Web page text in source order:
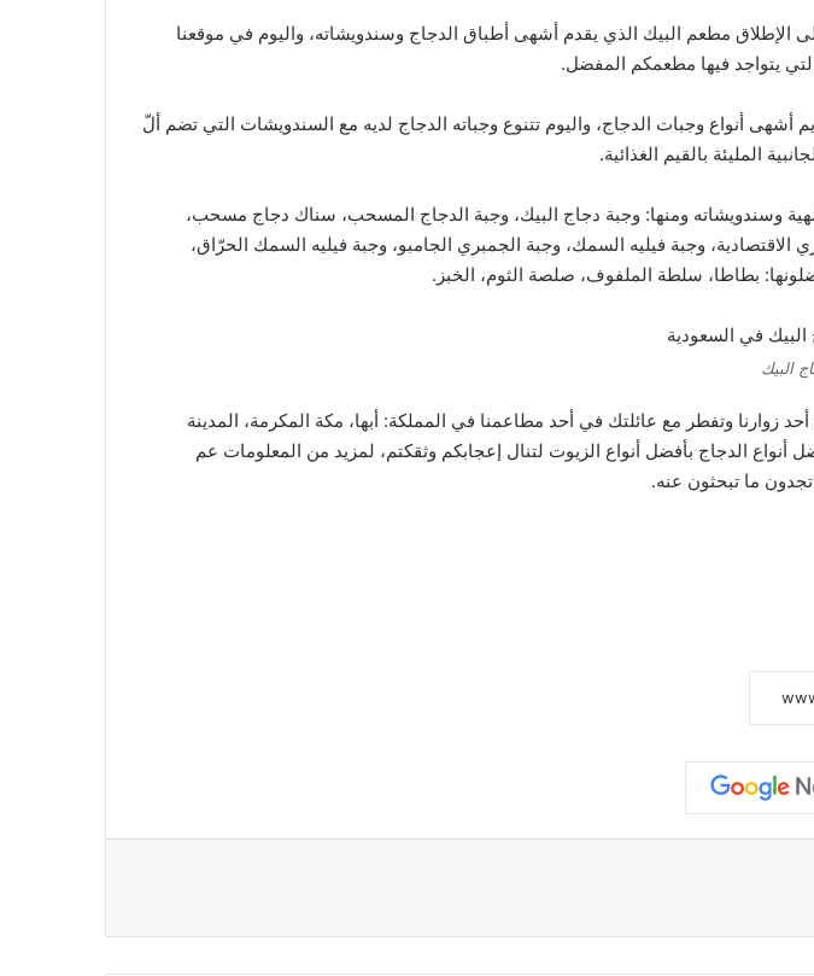
مطعم البيك الذي يقدم أشهى أطباق الدجاج وسندويشاته، واليوم في موقعنا
يتواجد فيها مطعمكم المفضل.
أشهى أنواع وجبات الدجاج، واليوم تتنوع وجباته الدجاج لديه مع السندويشات التي تضم ألّ
المليئة بالقيم الغذائية.
وسندويشاته ومنها: وجبة دجاج البيك، وجبة الدجاج المسحب، سناك دجاج مسحب،
وجبة فيليه السمك، وجبة الجمبري الجامبو، وجبة فيليه السمك الحرّاق،
بطاطا، سلطة الملفوف، صلصة الثوم، الخبز.
البيك
زوارنا وتفطر مع عائلتك في أحد مطاعمنا في المملكة: أبها، مكة المكرمة، المدينة
أنواع الدجاج بأفضل أنواع الزيوت لتنال إعجابكم وثقكتم، لمزيد من المعلومات عم
ما تبحثون عنه.